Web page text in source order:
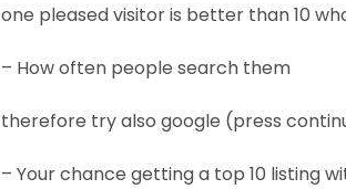
one pleased visitor is better than 10
– How often people search them
therefore try also google (press
– Your chance getting a top 10 listing